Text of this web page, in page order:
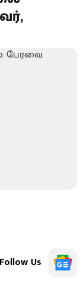
Follow Us